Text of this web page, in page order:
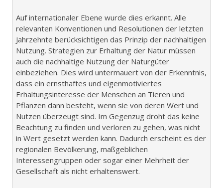
Auf internationaler Ebene wurde dies erkannt. Alle
relevanten Konventionen und Resolutionen der letzten
Jahrzehnte berücksichtigen das Prinzip der nachhaltigen
Nutzung. Strategien zur Erhaltung der Natur müssen
auch die nachhaltige Nutzung der Naturgüter
einbeziehen. Dies wird untermauert von der Erkenntnis,
dass ein ernsthaftes und eigenmotiviertes
Erhaltungsinteresse der Menschen an Tieren und
Pflanzen dann besteht, wenn sie von deren Wert und
Nutzen überzeugt sind. Im Gegenzug droht das keine
Beachtung zu finden und verloren zu gehen, was nicht
in Wert gesetzt werden kann. Dadurch erscheint es der
regionalen Bevölkerung, maßgeblichen
Interessengruppen oder sogar einer Mehrheit der
Gesellschaft als nicht erhaltenswert.